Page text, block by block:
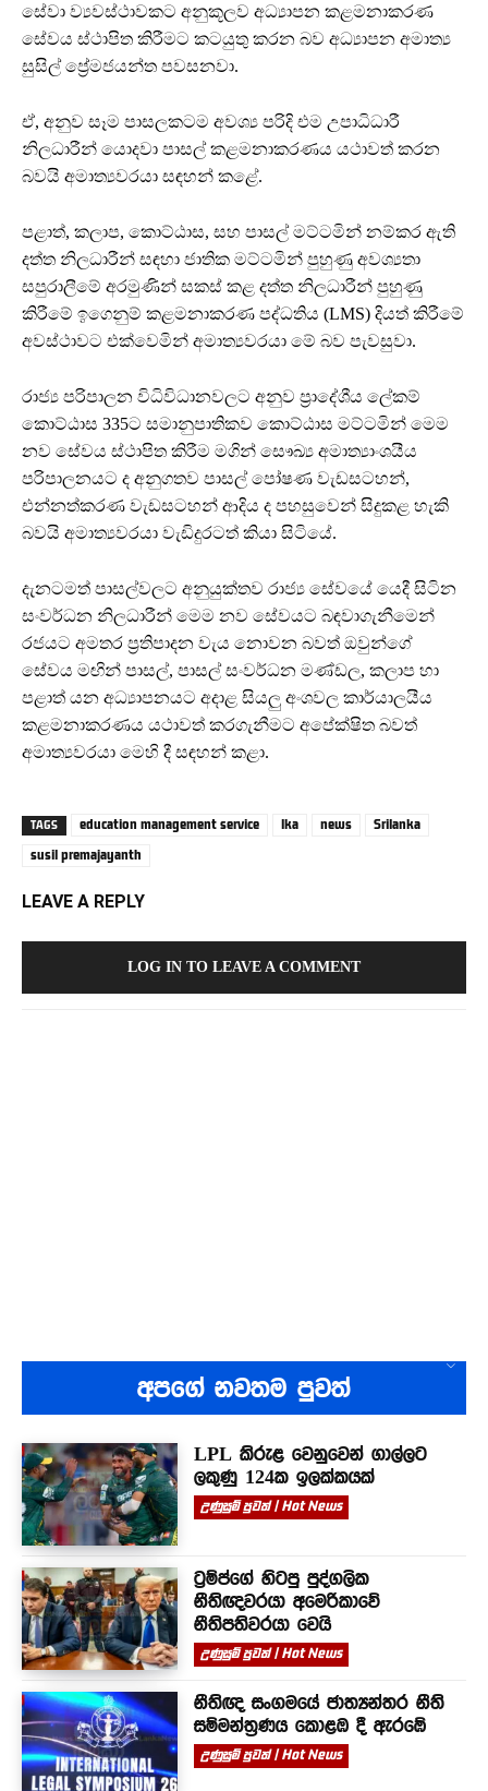
සේවා ව්‍යවස්ථාවකට අනුකූලව අධ්‍යාපන කළමනාකරණ
සේවය ස්ථාපිත කිරීමට කටයුතු කරන බව අධ්‍යාපන අමාත්‍ය
සුසිල් ප්‍රේමජයන්ත පවසනවා.
ඒ, අනුව සෑම පාසලකටම අවශ්‍ය පරිදි එම උපාධිධාරී
නිලධාරීන් යොදවා පාසල් කළමනාකරණය යථාවත් කරන
බවයි අමාත්‍යවරයා සඳහන් කළේ.
පළාත්, කලාප, කොට්ඨාස, සහ පාසල් මට්ටමින් නම්කර ඇති
දත්ත නිලධාරීන් සඳහා ජාතික මට්ටමින් පුහුණු අවශ්‍යතා
සපුරාලීමේ අරමුණින් සකස් කළ දත්ත නිලධාරීන් පුහුණු
කිරීමේ ඉගෙනුම් කළමනාකරණ පද්ධතිය (LMS) දියත් කිරීමේ
අවස්ථාවට එක්වෙමින් අමාත්‍යවරයා මේ බව පැවසුවා.
රාජ්‍ය පරිපාලන විධිවිධානවලට අනුව ප්‍රාදේශීය ලේකම්
කොට්ඨාස 335ට සමානුපාතිකව කොට්ඨාස මට්ටමින් මෙම
නව සේවය ස්ථාපිත කිරීම මගින් සෞඛ්‍ය අමාත්‍යාංශයීය
පරිපාලනයට ද අනුගතව පාසල් පෝෂණ වැඩසටහන්,
එන්නත්කරණ වැඩසටහන් ආදිය ද පහසුවෙන් සිදුකළ හැකි
බවයි අමාත්‍යවරයා වැඩිදුරටත් කියා සිටියේ.
දැනටමත් පාසල්වලට අනුයුක්තව රාජ්‍ය සේවයේ යෙදී සිටින
සංවර්ධන නිලධාරීන් මෙම නව සේවයට බඳවාගැනීමෙන්
රජයට අමතර ප්‍රතිපාදන වැය නොවන බවත් ඔවුන්ගේ
සේවය මඟින් පාසල්, පාසල් සංවර්ධන මණ්ඩල, කලාප හා
පළාත් යන අධ්‍යාපනයට අදාළ සියලු‍ අංශවල කාර්යාලයීය
කළමනාකරණය යථාවත් කරගැනීමට අපේක්ෂිත බවත්
අමාත්‍යවරයා මෙහි දී සඳහන් කළා.
TAGS education management service lka news
Srilanka
susil premajayanth
LEAVE A REPLY
LOG IN TO LEAVE A COMMENT
අපගේ නවතම පුවත්
LPL කිරුළ වෙනුවෙන් ගාල්ලට
ලකුණු 124ක ඉලක්කයක්
උණුසුම් පුවත් | Hot News
ට්‍රම්ප්ගේ හිටපු පුද්ගලික
නීතිඥවරයා අමෙරිකාවේ
නීතිපතිවරයා වෙයි
උණුසුම් පුවත් | Hot News
නීතිඥ සංගමයේ ජාත්‍යන්තර නීති
සම්මන්ත්‍රණය කොළඹ දී ඇරඹේ
උණුසුම් පුවත් | Hot News